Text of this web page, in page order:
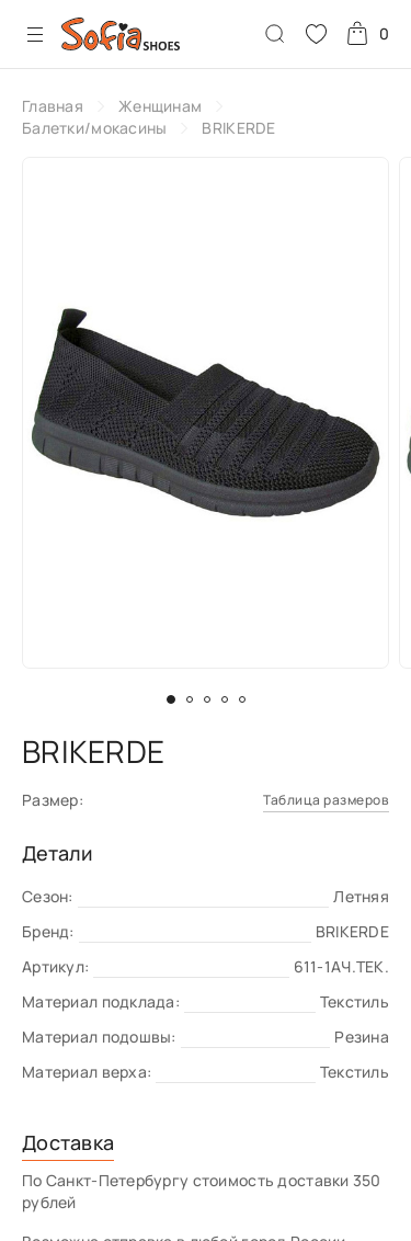
0
Главная
Женщинам
Балетки/мокасины
BRIKERDE
BRIKERDE
Размер: Таблица размеров
Детали
Сезон:
Летняя
Бренд:
BRIKERDE
Артикул:
611-1AЧ.ТЕК.
Материал подклада:
Текстиль
Материал подошвы:
Резина
Материал верха:
Текстиль
Доставка
По Санкт-Петербургу стоимость доставки 350
рублей